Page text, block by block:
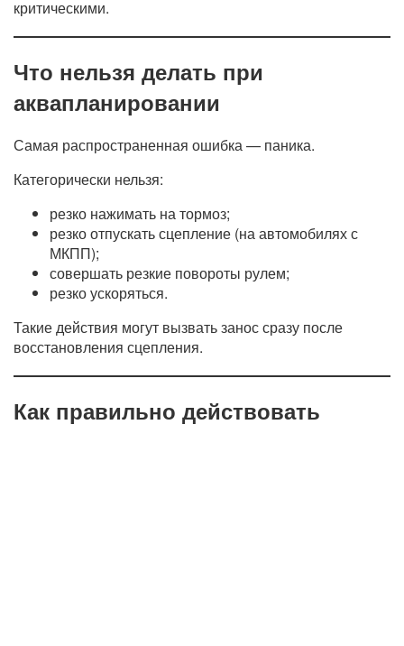
критическими.
Что нельзя делать при
аквапланировании
Самая распространенная ошибка — паника.
Категорически нельзя:
резко нажимать на тормоз;
резко отпускать сцепление (на автомобилях с
МКПП);
совершать резкие повороты рулем;
резко ускоряться.
Такие действия могут вызвать занос сразу после
восстановления сцепления.
Как правильно действовать